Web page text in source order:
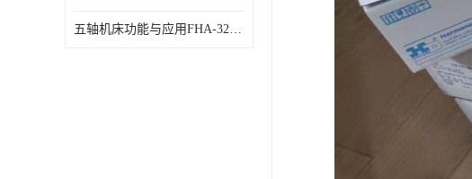
五轴机床功能与应用FHA-32C-50-US250